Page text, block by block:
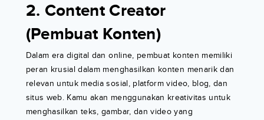
2. Content Creator
(Pembuat Konten)
Dalam era digital dan online, pembuat konten memiliki
peran krusial dalam menghasilkan konten menarik dan
relevan untuk media sosial, platform video, blog, dan
situs web. Kamu akan menggunakan kreativitas untuk
menghasilkan teks, gambar, dan video yang